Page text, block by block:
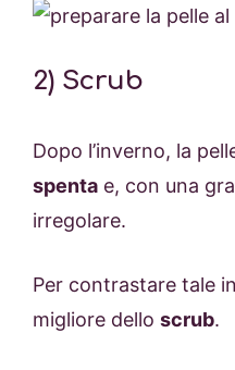
2) Scrub
Dopo l’inverno, la
spenta e, con una
irregolare.
Per contrastare tale
migliore dello scrub.